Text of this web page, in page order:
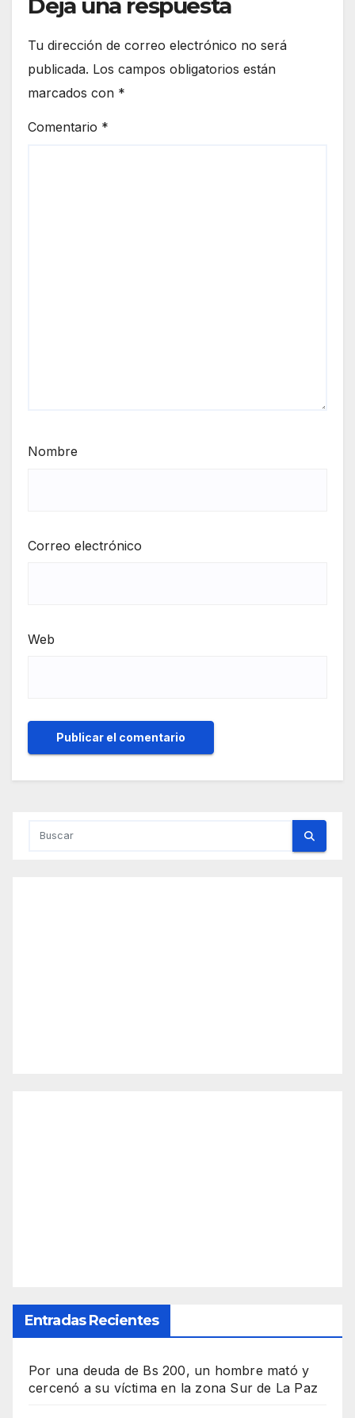
Tu dirección de correo electrónico no será
publicada. Los campos obligatorios están
marcados con *
Comentario *
Nombre
Correo electrónico
Web
Entradas Recientes
Por una deuda de Bs 200, un hombre mató y
cercenó a su víctima en la zona Sur de La Paz